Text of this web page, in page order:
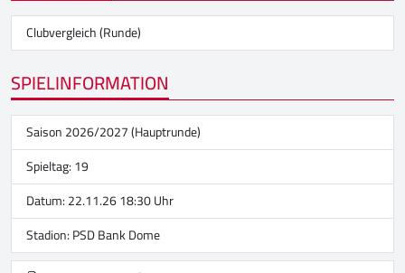
Clubvergleich (Runde)
SPIELINFORMATION
Saison 2026/2027 (Hauptrunde)
Spieltag: 19
Datum: 22.11.26 18:30 Uhr
Stadion:PSD Bank Dome